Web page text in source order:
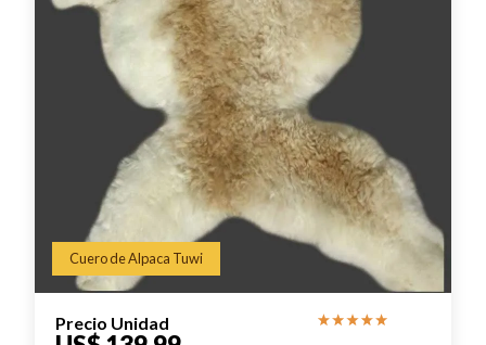
Cuero de Alpaca Tuwi
Precio Unidad